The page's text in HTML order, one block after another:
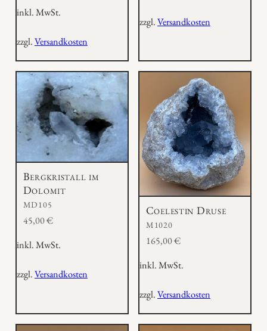
inkl. MwSt.
zzgl.Versandkosten
zzgl.Versandkosten
Bergkristall im
Dolomit
MD105
45,00€
inkl. MwSt.
zzgl.Versandkosten
Coelestin Druse
M1020
165,00€
inkl. MwSt.
zzgl.Versandkosten